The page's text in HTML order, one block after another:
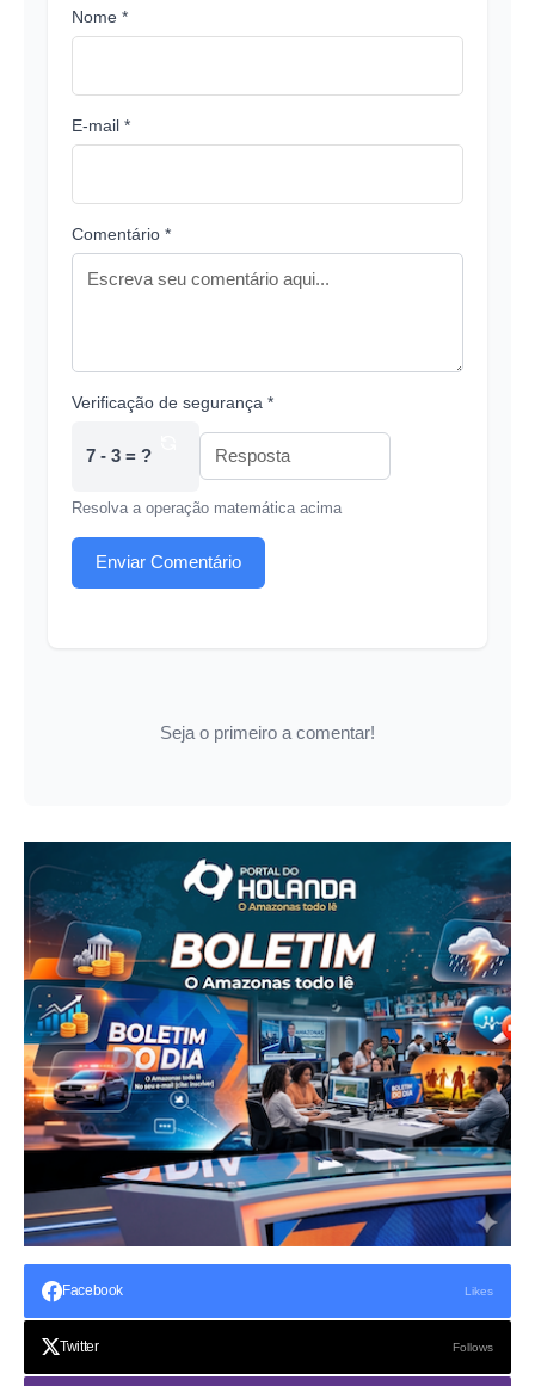
Nome *
E-mail *
Comentário *
Verificação de segurança *
7 - 3 = ?
Resolva a operação matemática acima
Enviar Comentário
Seja o primeiro a comentar!
Facebook Likes
Twitter Follows